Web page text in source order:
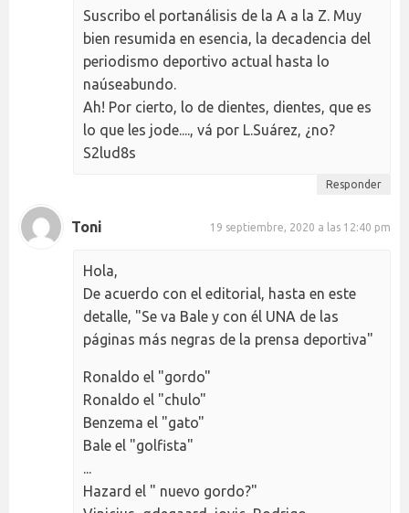
Suscribo el portanálisis de la A a la Z. Muy
bien resumida en esencia, la decadencia del
periodismo deportivo actual hasta lo
naúseabundo.
Ah! Por cierto, lo de dientes, dientes, que es
lo que les jode...., vá por L.Suárez, ¿no?
S2lud8s
Responder
Toni 19 septiembre, 2020 a las 12:40 pm
Hola,
De acuerdo con el editorial, hasta en este
detalle, "Se va Bale y con él UNA de las
páginas más negras de la prensa deportiva"
Ronaldo el "gordo"
Ronaldo el "chulo"
Benzema el "gato"
Bale el "golfista"
...
Hazard el " nuevo gordo?"